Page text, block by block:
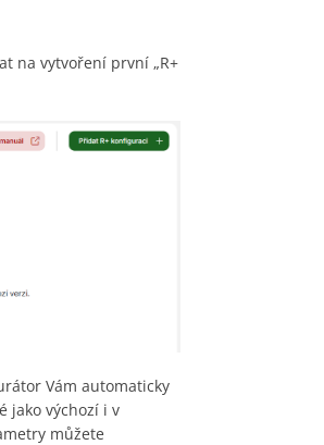
na vytvoření první „R+
Vám automaticky
jako výchozí i v
můžete